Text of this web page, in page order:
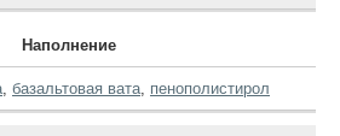
Наполнение
, базальтовая вата, пенополистирол